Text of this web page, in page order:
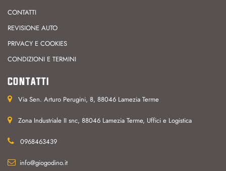
CONTATTI
REVISIONE AUTO
PRIVACY E COOKIES
CONDIZIONI E TERMINI
CONTATTI
Via Sen. Arturo Perugini, 8, 88046 Lamezia Terme
Zona Industriale II snc, 88046 Lamezia Terme, Uffici e Logistica
0968463439
info@giogodino.it